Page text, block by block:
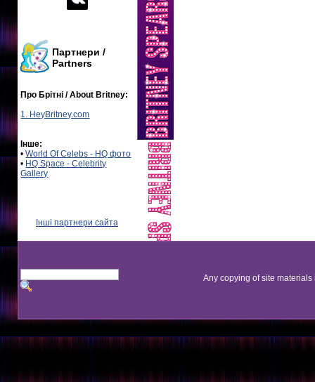
Партнери /
Partners
Про Брітні / About Britney:
1. HeyBritney.com
Інше:
•World Of Celebs - HQ фото
• HQ Space - Celebrity
Gallery
Інші партнери сайта
Any copying of site